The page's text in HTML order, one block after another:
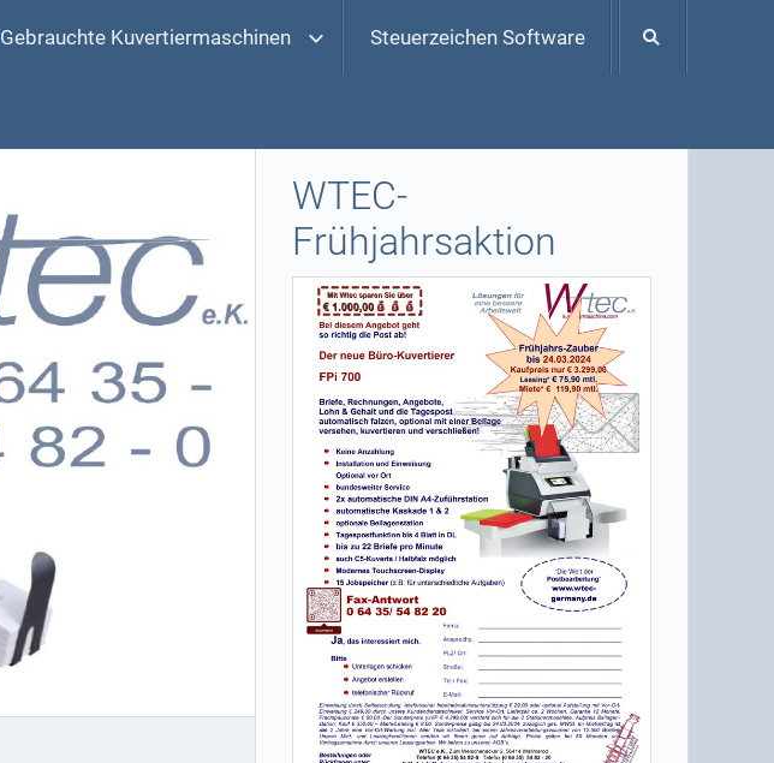
Gebrauchte Kuvertiermaschinen Steuerzeichen Software
WTEC-
Frühjahrsaktion